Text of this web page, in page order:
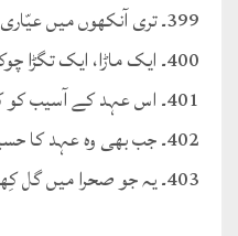
399۔ تری آنکھوں میں عیّاری بہت ہے
400۔ ایک ماڑا، ایک تگڑا چوک میں
401۔ اس عہد کے آسیب کو کرسی کی پڑی تھی
402۔ جب بھی وہ عہد کا حسیں بولے
403۔ یہ جو صحرا میں گل کِھلے ہیں میاں